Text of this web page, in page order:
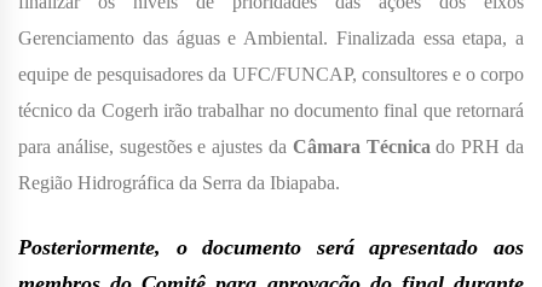
Gerenciamento das águas e Ambiental. Finalizada essa etapa, a
equipe de pesquisadores da UFC/FUNCAP, consultores e o corpo
técnico da Cogerh irão trabalhar no documento final que retornará
para análise, sugestões e ajustes da Câmara Técnica do PRH da
Região Hidrográfica da Serra da Ibiapaba.
Posteriormente, o documento será apresentado aos